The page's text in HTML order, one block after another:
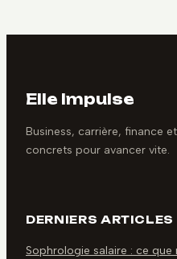
Elle Impulse
Business, carrière, finance
concrets pour avancer vite.
DERNIERS ARTICLES
Sophrologie salaire : ce